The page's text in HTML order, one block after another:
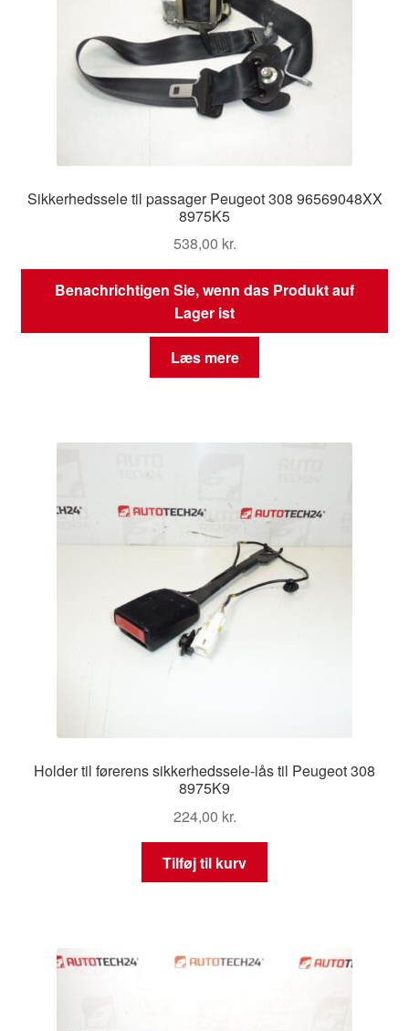
Sikkerhedssele til passager Peugeot 308 96569048XX
8975K5
538,00 kr.
Benachrichtigen Sie, wenn das Produkt auf
Lager ist
Læs mere
Holder til førerens sikkerhedssele-lås til Peugeot 308
8975K9
224,00 kr.
Tilføj til kurv